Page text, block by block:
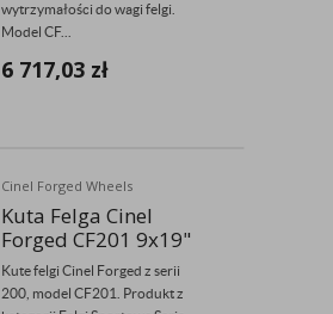
wytrzymałości do wagi felgi.
Model CF...
6 717,03 zł
Cinel Forged Wheels
Kuta Felga Cinel
Forged CF201 9x19"
Kute felgi Cinel Forged z serii
200, model CF201. Produkt z